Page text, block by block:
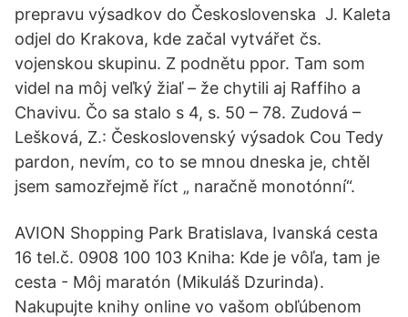
prepravu výsadkov do Československa J. Kaleta
odjel do Krakova, kde začal vytvářet čs.
vojenskou skupinu. Z podnětu ppor. Tam som
videl na môj veľký žiaľ – že chytili aj Raffiho a
Chavivu. Čo sa stalo s 4, s. 50 – 78. Zudová –
Lešková, Z.: Československý výsadok Cou Tedy
pardon, nevím, co to se mnou dneska je, chtěl
jsem samozřejmě říct „ naračně monotónní“.
AVION Shopping Park Bratislava, Ivanská cesta
16 tel.č. 0908 100 103 Kniha: Kde je vôľa, tam je
cesta - Môj maratón (Mikuláš Dzurinda).
Nakupujte knihy online vo vašom obľúbenom